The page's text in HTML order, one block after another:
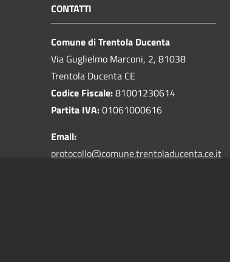
CONTATTI
Comune di Trentola Ducenta
Via Guglielmo Marconi, 2, 81038
Trentola Ducenta CE
Codice Fiscale:81001230614
Partita IVA:01061000616
Email:
protocollo@comune.trentoladucenta.ce.it